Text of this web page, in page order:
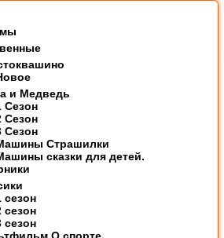
и Медведь
Сезон
Сезон
Сезон
Страшилки
сказки для детей.
сезон
сезон
сезон